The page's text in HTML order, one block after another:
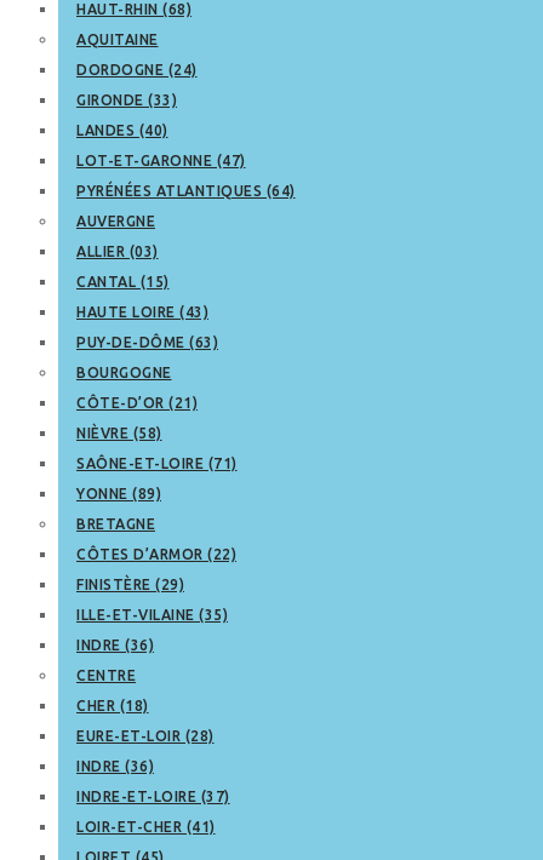
HAUT-RHIN (68)
AQUITAINE
DORDOGNE (24)
GIRONDE (33)
LANDES (40)
LOT-ET-GARONNE (47)
PYRÉNÉES ATLANTIQUES (64)
AUVERGNE
ALLIER (03)
CANTAL (15)
HAUTE LOIRE (43)
PUY-DE-DÔME (63)
BOURGOGNE
CÔTE-D’OR (21)
NIÈVRE (58)
SAÔNE-ET-LOIRE (71)
YONNE (89)
BRETAGNE
CÔTES D’ARMOR (22)
FINISTÈRE (29)
ILLE-ET-VILAINE (35)
INDRE (36)
CENTRE
CHER (18)
EURE-ET-LOIR (28)
INDRE (36)
INDRE-ET-LOIRE (37)
LOIR-ET-CHER (41)